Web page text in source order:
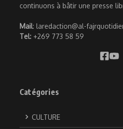
continuons à bâtir une presse
Mail: laredaction@al-
Tel: +269 773 58 59
Catégories
CULTURE